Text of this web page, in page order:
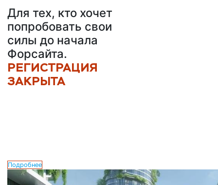
Для тех, кто хочет
попробовать свои
силы до начала
Форсайта.
РЕГИСТРАЦИЯ
ЗАКРЫТА
Подробнее